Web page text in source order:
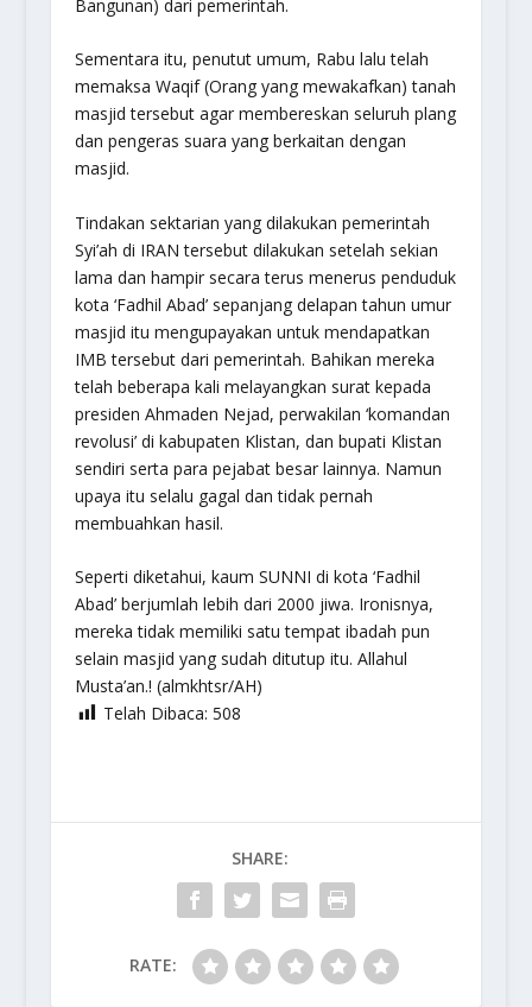
Bangunan) dari pemerintah.
Sementara itu, penutut umum, Rabu lalu telah
memaksa Waqif (Orang yang mewakafkan) tanah
masjid tersebut agar membereskan seluruh plang
dan pengeras suara yang berkaitan dengan
masjid.
Tindakan sektarian yang dilakukan pemerintah
Syi’ah di IRAN tersebut dilakukan setelah sekian
lama dan hampir secara terus menerus penduduk
kota ‘Fadhil Abad’ sepanjang delapan tahun umur
masjid itu mengupayakan untuk mendapatkan
IMB tersebut dari pemerintah. Bahikan mereka
telah beberapa kali melayangkan surat kepada
presiden Ahmaden Nejad, perwakilan ‘komandan
revolusi’ di kabupaten Klistan, dan bupati Klistan
sendiri serta para pejabat besar lainnya. Namun
upaya itu selalu gagal dan tidak pernah
membuahkan hasil.
Seperti diketahui, kaum SUNNI di kota ‘Fadhil
Abad’ berjumlah lebih dari 2000 jiwa. Ironisnya,
mereka tidak memiliki satu tempat ibadah pun
selain masjid yang sudah ditutup itu. Allahul
Musta’an.! (almkhtsr/AH)
Telah Dibaca: 508
SHARE:
RATE: